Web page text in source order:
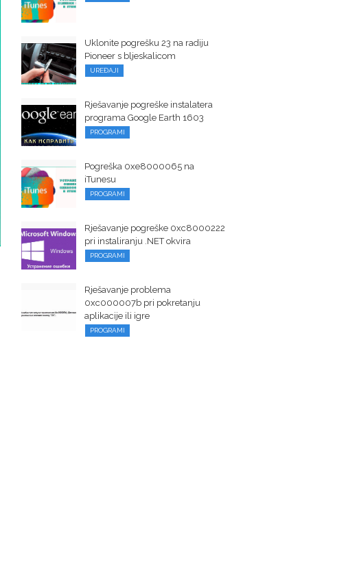
Uklonite pogrešku 23 na radiju
Pioneer s bljeskalicom
UREĐAJI
Rješavanje pogreške instalatera
programa Google Earth 1603
PROGRAMI
Pogreška 0xe8000065 na
iTunesu
PROGRAMI
Rješavanje pogreške 0xc8000222
pri instaliranju .NET okvira
PROGRAMI
Rješavanje problema
0xc000007b pri pokretanju
aplikacije ili igre
PROGRAMI